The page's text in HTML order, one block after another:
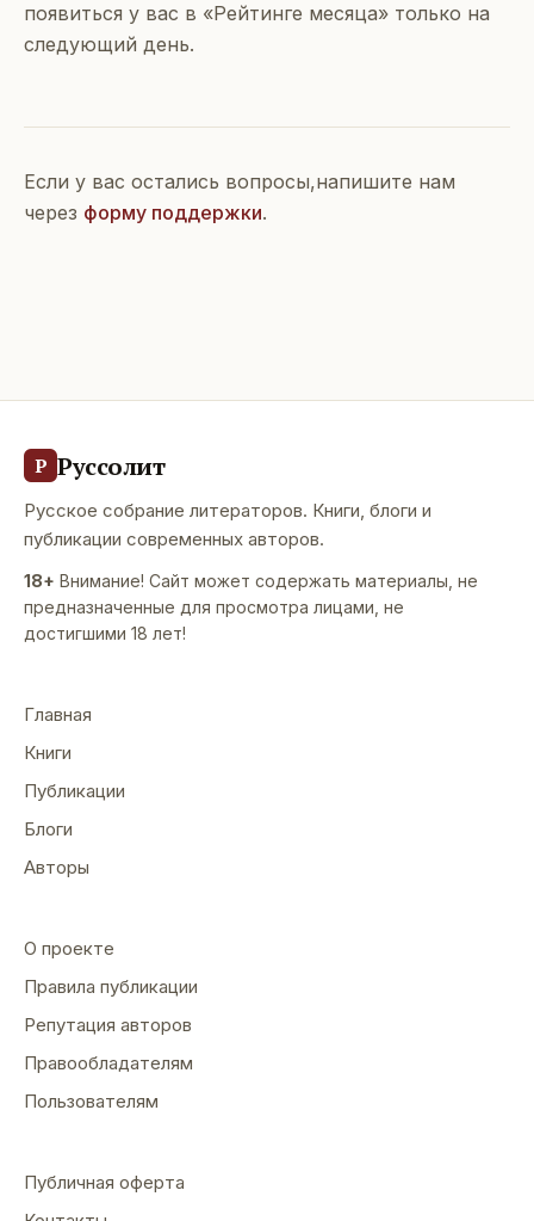
появиться у вас в «Рейтинге месяца» только на
следующий день.
Если у вас остались вопросы,напишите нам
через форму поддержки.
Р Руссолит
Русское собрание литераторов. Книги, блоги и
публикации современных авторов.
18+ Внимание! Сайт может содержать материалы, не
предназначенные для просмотра лицами, не
достигшими 18 лет!
Главная
Книги
Публикации
Блоги
Авторы
О проекте
Правила публикации
Репутация авторов
Правообладателям
Пользователям
Публичная оферта